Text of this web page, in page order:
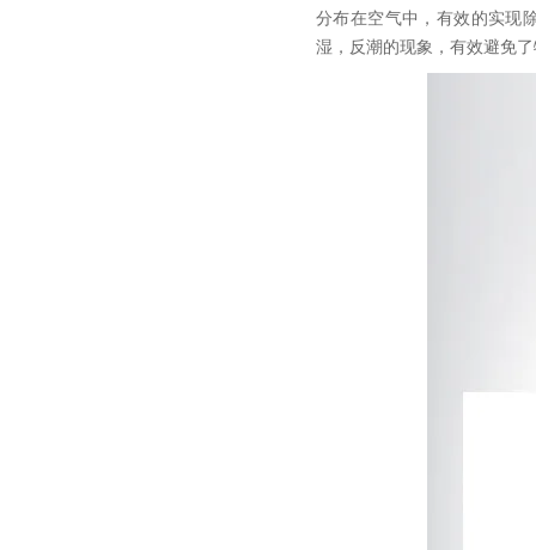
分布在空气中，有效的实现
湿，反潮的现象，有效避免